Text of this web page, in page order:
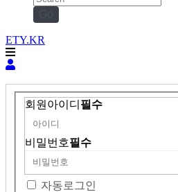
ETY.KR
회원아이디 필수
비밀번호필수
자동로그인